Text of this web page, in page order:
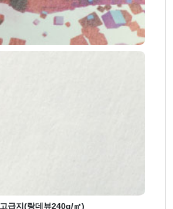
고급지(랑데뷰240g/㎡)